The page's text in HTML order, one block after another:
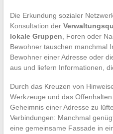
Die Erkundung sozialer
Konsultation der
lokale Gruppen , Foren oder
Bewohner tauschen manchmal
Bewohner einer Adresse oder
aus und liefern Informationen,
Durch das Kreuzen von
Werkzeuge und das
Geheimnis einer Adresse zu
Verbindungen: Manchmal
eine gemeinsame Fassade in